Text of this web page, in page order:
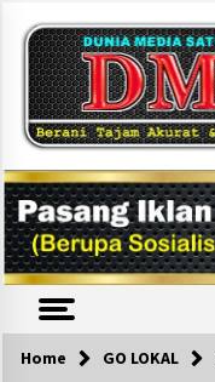
content
Home GO LOKAL